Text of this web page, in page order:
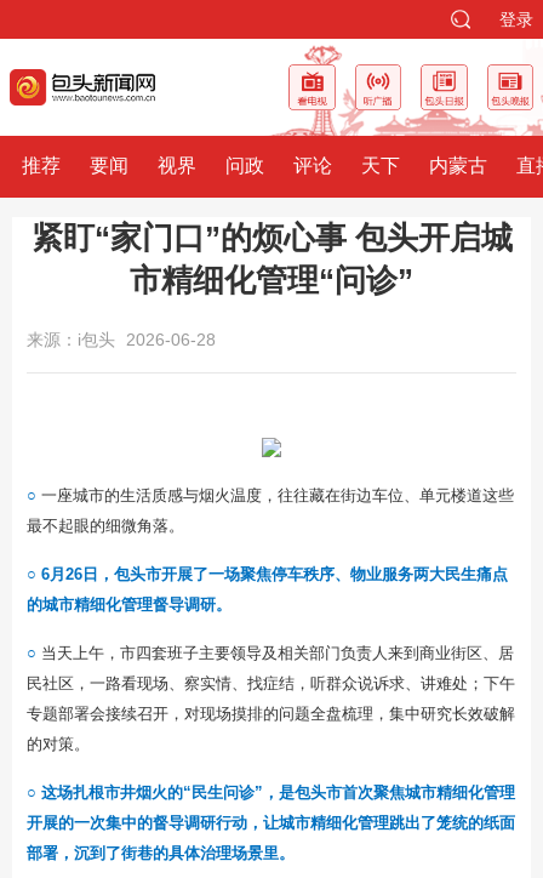
登录
推荐 要闻 视界 问政 评论 天下 内蒙古 直
紧盯“家门口”的烦心事 包头开启城
市精细化管理“问诊”
来源：i包头 2026-06-28
○ 一座城市的生活质感与烟火温度，往往藏在街边车位、单元楼道这些
最不起眼的细微角落。
○ 6月26日，包头市开展了一场聚焦停车秩序、物业服务两大民生痛点
的城市精细化管理督导调研。
○ 当天上午，市四套班子主要领导及相关部门负责人来到商业街区、居
民社区，一路看现场、察实情、找症结，听群众说诉求、讲难处；下午
专题部署会接续召开，对现场摸排的问题全盘梳理，集中研究长效破解
的对策。
○ 这场扎根市井烟火的“民生问诊”，是包头市首次聚焦城市精细化管理
开展的一次集中的督导调研行动，让城市精细化管理跳出了笼统的纸面
部署，沉到了街巷的具体治理场景里。